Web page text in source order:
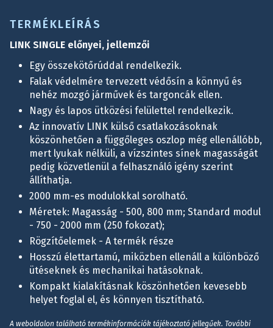
TERMÉKLEÍRÁS
LINK SINGLE előnyei, jellemzői
Egy összekötőrúddal rendelkezik.
Falak védelmére tervezett védősín a könnyű és
nehéz mozgó járművek és targoncák ellen.
Nagy és lapos ütközési felülettel rendelkezik.
Az innovatív LINK külső csatlakozásoknak
köszönhetően a függőleges oszlop még ellenállóbb,
mert lyukak nélküli, a vízszintes sínek magasságát
pedig közvetlenül a felhasználó igény szerint
állíthatja.
2000 mm-es modulokkal sorolható.
Méretek: Magasság - 500, 800 mm; Standard modul
- 750 - 2000 mm (250 fokozat);
Rögzítőelemek - A termék része
Hosszú élettartamú, miközben ellenáll a különböző
ütéseknek és mechanikai hatásoknak.
Kompakt kialakításnak köszönhetően kevesebb
helyet foglal el, és könnyen tisztítható.
A weboldalon található termékinformációk tájékoztató jellegűek. További